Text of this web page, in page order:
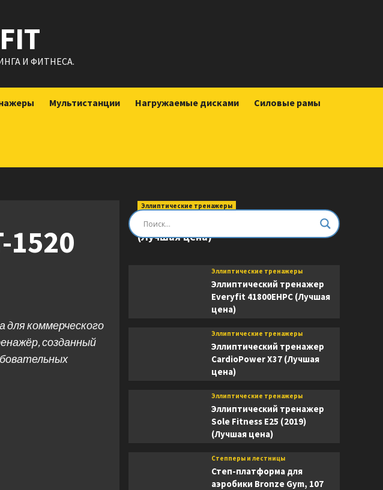
И ФИТНЕСА.
Мультистанции Нагружаемые дисками Силовые рамы
1520
для коммерческого
созданный
Эллиптические тренажеры
Эллиптический тренажер DFC E8745T
(Лучшая цена)
Эллиптические тренажеры
Эллиптический тренажер
Everyfit 41800EHPC (Лучшая
цена)
Эллиптические тренажеры
Эллиптический тренажер
CardioPower X37 (Лучшая
цена)
Эллиптические тренажеры
Эллиптический тренажер
Sole Fitness E25 (2019)
(Лучшая цена)
Степперы и лестницы
Степ-платформа для
аэробики Bronze Gym, 107